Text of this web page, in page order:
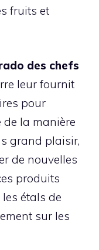
fruits et
des chefs
leur fournit
pour
la manière
grand plaisir,
de nouvelles
produits
étals de
sur les